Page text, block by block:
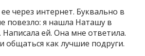
через интернет. Буквально в
повезло: я нашла Наташу в
Написала ей. Она мне ответила.
общаться как лучшие подруги.